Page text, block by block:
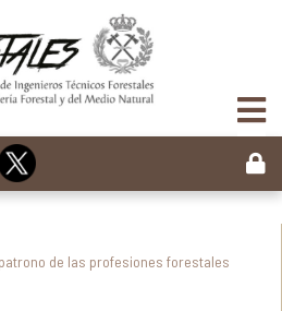
de las profesiones forestales